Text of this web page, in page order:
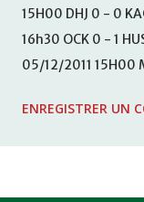
15H00 DHJ 0 - 0
16h30 OCK 0 - 1
05/12/2011 15H00
KHEMISET Mardi
ENREGISTRER UN